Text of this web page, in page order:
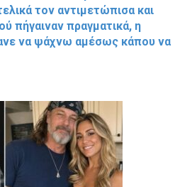
τον αντιμετώπισα και
πήγαιναν πραγματικά, η
να ψάχνω αμέσως κάπου να